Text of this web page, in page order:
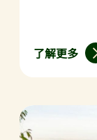
了解更多